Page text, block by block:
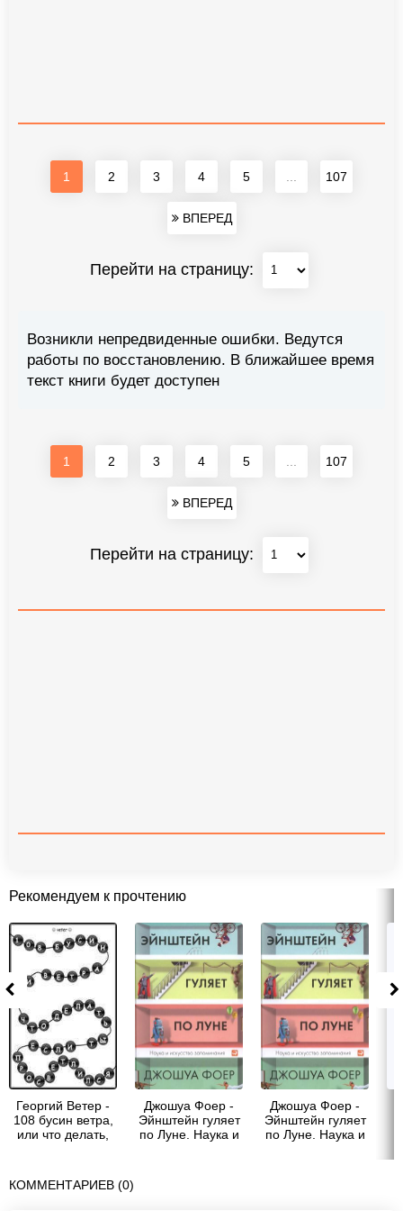
1 2 3 4 5 107
ВПЕРЕД
Перейти на страницу:
Возникли непредвиденные ошибки. Ведутся
работы по восстановлению. В ближайшее время
текст книги будет доступен
1 2 3 4 5 107
ВПЕРЕД
Перейти на страницу:
Рекомендуем к прочтению
Георгий Ветер -
108 бусин ветра,
или что делать,
Джошуа Фоер -
Эйнштейн гуляет
по Луне. Наука и
Джошуа Фоер -
Эйнштейн гуляет
по Луне. Наука и
КОММЕНТАРИЕВ (0)